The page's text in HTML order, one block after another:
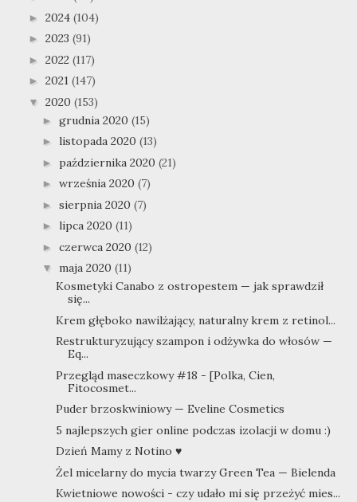
► 2024 (104)
► 2023 (91)
► 2022 (117)
► 2021 (147)
▼ 2020 (153)
► grudnia 2020 (15)
► listopada 2020 (13)
► października 2020 (21)
► września 2020 (7)
► sierpnia 2020 (7)
► lipca 2020 (11)
► czerwca 2020 (12)
▼ maja 2020 (11)
Kosmetyki Canabo z ostropestem — jak sprawdził
się...
Krem głęboko nawilżający, naturalny krem z retinol...
Restrukturyzujący szampon i odżywka do włosów —
Eq...
Przegląd maseczkowy #18 - [Polka, Cien,
Fitocosmet...
Puder brzoskwiniowy — Eveline Cosmetics
5 najlepszych gier online podczas izolacji w domu :)
Dzień Mamy z Notino ♥
Żel micelarny do mycia twarzy Green Tea — Bielenda
Kwietniowe nowości - czy udało mi się przeżyć mies...